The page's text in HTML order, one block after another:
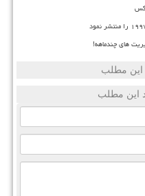
های چندماهه!
این مطلب
این مطلب